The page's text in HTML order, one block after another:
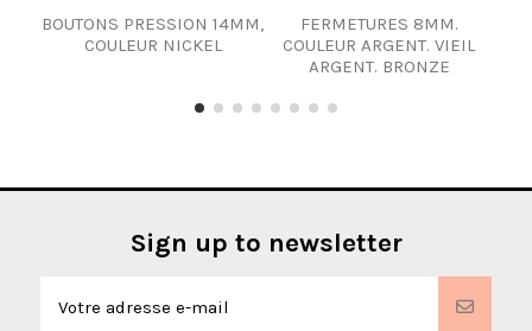
BOUTONS PRESSION 14MM,
COULEUR NICKEL
FERMETURES 8MM.
COULEUR ARGENT. VIEIL
ARGENT. BRONZE
Sign up to newsletter